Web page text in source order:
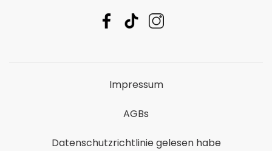
Impressum
AGBs
Datenschutzrichtlinie gelesen habe